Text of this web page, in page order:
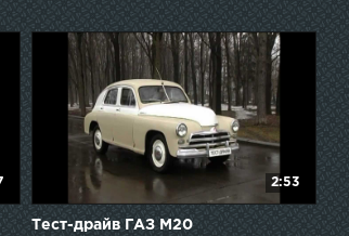
2:53
Тест-драйв ГАЗ М20